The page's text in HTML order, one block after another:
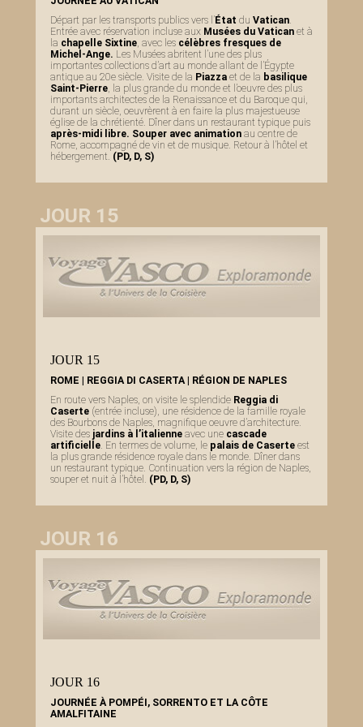
Départ par les transports publics vers l’État du Vatican.
Entrée avec réservation incluse aux Musées du Vatican et à
la chapelle Sixtine, avec les célèbres fresques de
Michel-Ange. Les Musées abritent l’une des plus
importantes collections d’art au monde allant de l’Égypte
antique au 20e siècle. Visite de la Piazza et de la basilique
Saint-Pierre, la plus grande du monde et l’oeuvre des plus
importants architectes de la Renaissance et du Baroque qui,
durant un siècle, oeuvrèrent à en faire la plus majestueuse
église de la chrétienté. Dîner dans un restaurant typique puis
après-midi libre. Souper avec animation au centre de
Rome, accompagné de vin et de musique. Retour à l’hôtel et
hébergement. (PD, D, S)
JOUR 15
JOUR 15
ROME | REGGIA DI CASERTA | RÉGION DE NAPLES
En route vers Naples, on visite le splendide Reggia di
Caserte (entrée incluse), une résidence de la famille royale
des Bourbons de Naples, magnifique oeuvre d’architecture.
Visite des jardins à l’italienne avec une cascade
artificielle . En termes de volume, le palais de Caserte est
la plus grande résidence royale dans le monde. Dîner dans
un restaurant typique. Continuation vers la région de Naples,
souper et nuit à l’hôtel. (PD, D, S)
JOUR 16
JOUR 16
JOURNÉE À POMPÉI, SORRENTO ET LA CÔTE
AMALFITAINE